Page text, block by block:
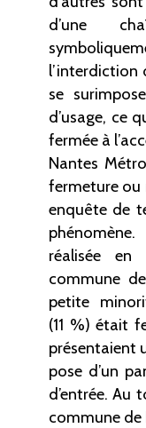
d’une
l’interdiction
se
d’usage, ce
fermée à
Nantes
fermeture ou
enquête de
réalisée
commune
petite
(11 %) était
présentaient
pose d’un
d’entrée. Au
commune de